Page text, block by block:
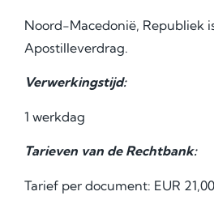
Noord-Macedonië, Republiek
Apostilleverdrag.
Verwerkingstijd:
1 werkdag
Tarieven van de Rechtbank:
Tarief per document: EUR 21,00